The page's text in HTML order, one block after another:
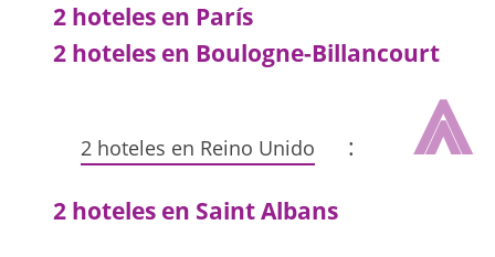
2 hoteles en París
2 hoteles en Boulogne-Billancourt
2 hoteles en Reino Unido :
2 hoteles en Saint Albans
⩓